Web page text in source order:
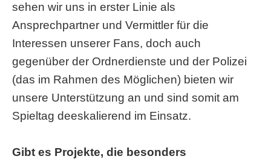
sehen wir uns in erster Linie als
Ansprechpartner und Vermittler für die
Interessen unserer Fans, doch auch
gegenüber der Ordnerdienste und der Polizei
(das im Rahmen des Möglichen) bieten wir
unsere Unterstützung an und sind somit am
Spieltag deeskalierend im Einsatz.
Gibt es Projekte, die besonders